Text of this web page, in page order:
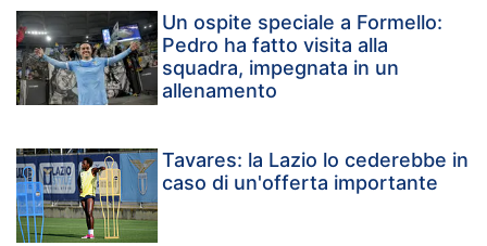
Un ospite speciale a Formello:
Pedro ha fatto visita alla
squadra, impegnata in un
allenamento
Tavares: la Lazio lo cederebbe in
caso di un'offerta importante